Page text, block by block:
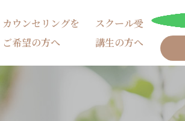
カウンセリングを
ご希望の方へ
スクール受
講生の方へ